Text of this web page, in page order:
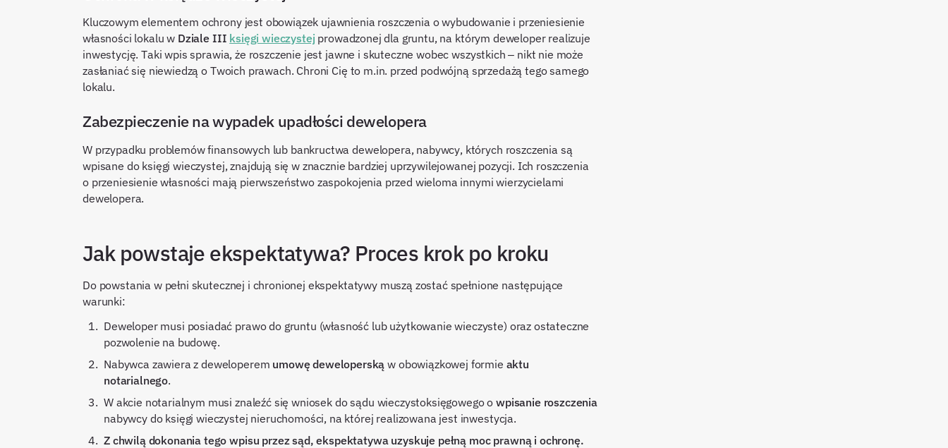
Kluczowym elementem ochrony jest obowiązek ujawnienia roszczenia o wybudowanie i przeniesienie
własności lokalu w Dziale III księgi wieczystej prowadzonej dla gruntu, na którym deweloper realizuje
inwestycję. Taki wpis sprawia, że roszczenie jest jawne i skuteczne wobec wszystkich – nikt nie może
zasłaniać się niewiedzą o Twoich prawach. Chroni Cię to m.in. przed podwójną sprzedażą tego samego
lokalu.
Zabezpieczenie na wypadek upadłości dewelopera
W przypadku problemów finansowych lub bankructwa dewelopera, nabywcy, których roszczenia są
wpisane do księgi wieczystej, znajdują się w znacznie bardziej uprzywilejowanej pozycji. Ich roszczenia
o przeniesienie własności mają pierwszeństwo zaspokojenia przed wieloma innymi wierzycielami
dewelopera.
Jak powstaje ekspektatywa? Proces krok po kroku
Do powstania w pełni skutecznej i chronionej ekspektatywy muszą zostać spełnione następujące
warunki:
Deweloper musi posiadać prawo do gruntu (własność lub użytkowanie wieczyste) oraz ostateczne
pozwolenie na budowę.
Nabywca zawiera z deweloperem umowę deweloperską w obowiązkowej formie aktu
notarialnego.
W akcie notarialnym musi znaleźć się wniosek do sądu wieczystoksięgowego o wpisanie roszczenia
nabywcy do księgi wieczystej nieruchomości, na której realizowana jest inwestycja.
Z chwilą dokonania tego wpisu przez sąd, ekspektatywa uzyskuje pełną moc prawną i ochronę.